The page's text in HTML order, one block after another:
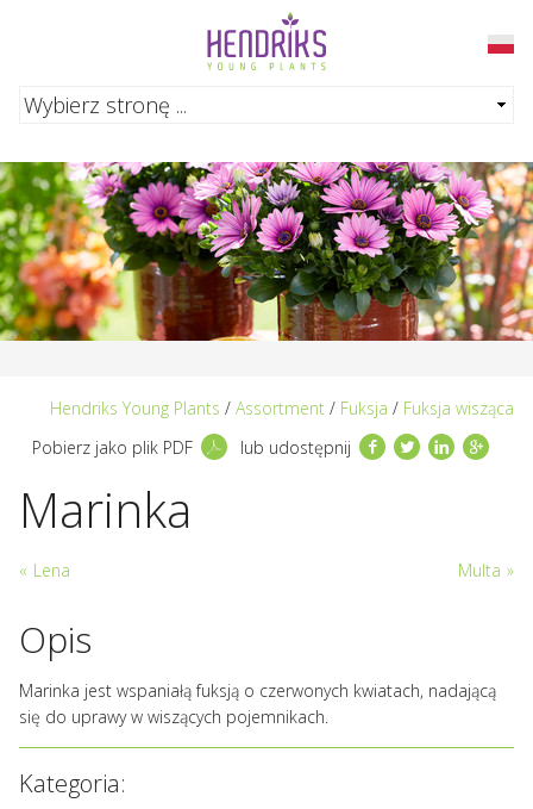
Hendriks Young Plants / Assortment / Fuksja / Fuksja wisząca
Pobierz jako plik PDF
lub udostępnij Facebook
TwitterLinkedIn
Marinka
« Lena Multa »
Opis
Marinka jest wspaniałą fuksją o czerwonych kwiatach, nadającą
się do uprawy w wiszących pojemnikach.
Kategoria: